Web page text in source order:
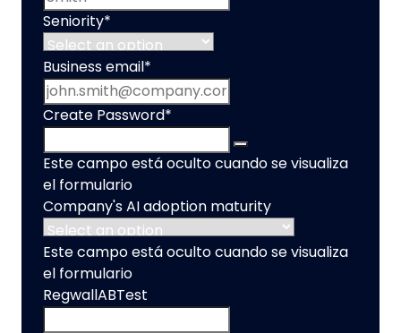
Seniority*
Business email *
Create Password*
Este campo está oculto cuando se visualiza
el formulario
Company's AI adoption maturity
Este campo está oculto cuando se visualiza
el formulario
RegwallABTest